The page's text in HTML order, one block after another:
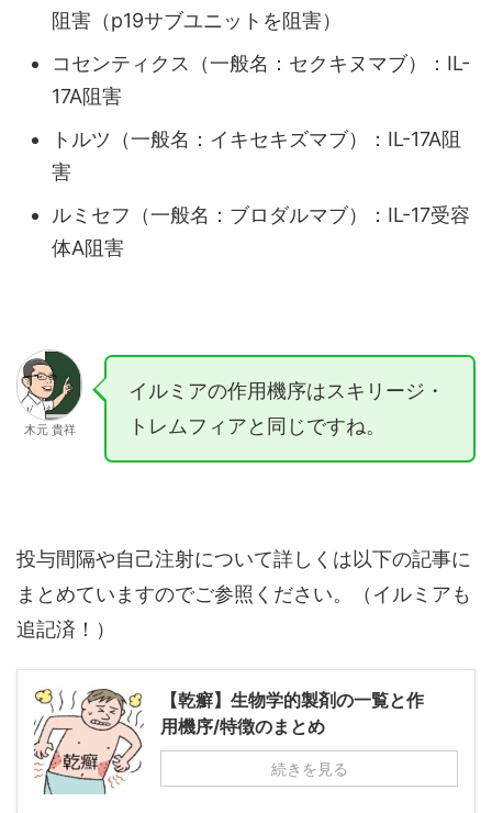
阻害（p19サブユニットを阻害）
コセンティクス（一般名：セクキヌマブ）：IL-
17A阻害
トルツ（一般名：イキセキズマブ）：IL-17A阻
害
ルミセフ（一般名：ブロダルマブ）：IL-17受容
体A阻害
木元 貴祥
イルミアの作用機序はスキリージ・
トレムフィアと同じですね。
投与間隔や自己注射について詳しくは以下の記事に
まとめていますのでご参照ください。（イルミアも
追記済！）
【乾癬】生物学的製剤の一覧と作
用機序/特徴のまとめ
続きを見る